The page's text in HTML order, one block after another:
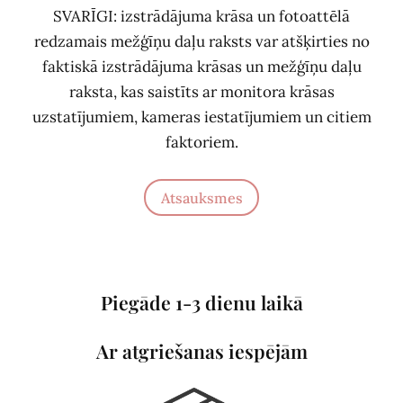
SVARĪGI: izstrādājuma krāsa un fotoattēlā
redzamais mežģīņu daļu raksts var atšķirties no
faktiskā izstrādājuma krāsas un mežģīņu daļu
raksta, kas saistīts ar monitora krāsas
uzstatījumiem, kameras iestatījumiem un citiem
faktoriem.
Atsauksmes
Piegāde 1-3 dienu laikā
Ar atgriešanas iespējām